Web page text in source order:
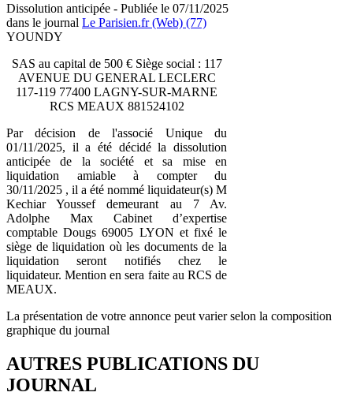
Dissolution anticipée - Publiée le 07/11/2025
dans le journal Le Parisien.fr (Web) (77)
YOUNDY
SAS au capital de 500 € Siège social : 117
AVENUE DU GENERAL LECLERC
117-119 77400 LAGNY-SUR-MARNE
RCS MEAUX 881524102
Par décision de l'associé Unique du
01/11/2025, il a été décidé la dissolution
anticipée de la société et sa mise en
liquidation amiable à compter du
30/11/2025 , il a été nommé liquidateur(s) M
Kechiar Youssef demeurant au 7 Av.
Adolphe Max Cabinet d’expertise
comptable Dougs 69005 LYON et fixé le
siège de liquidation où les documents de la
liquidation seront notifiés chez le
liquidateur. Mention en sera faite au RCS de
MEAUX.
La présentation de votre annonce peut varier selon la composition
graphique du journal
AUTRES PUBLICATIONS DU
JOURNAL